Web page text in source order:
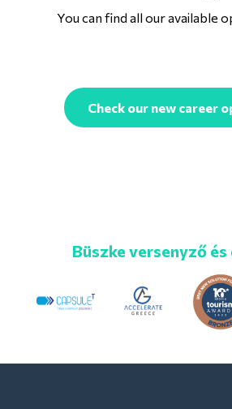
You can find all our available
Check our new career
Büszke versenyző